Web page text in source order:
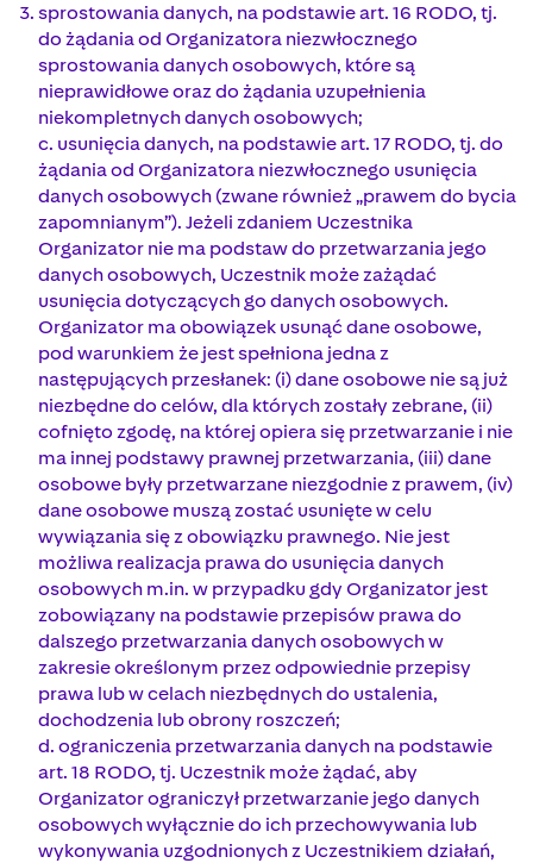
sprostowania danych, na podstawie art. 16 RODO, tj.
do żądania od Organizatora niezwłocznego
sprostowania danych osobowych, które są
nieprawidłowe oraz do żądania uzupełnienia
niekompletnych danych osobowych;
c. usunięcia danych, na podstawie art. 17 RODO, tj. do
żądania od Organizatora niezwłocznego usunięcia
danych osobowych (zwane również „prawem do bycia
zapomnianym”). Jeżeli zdaniem Uczestnika
Organizator nie ma podstaw do przetwarzania jego
danych osobowych, Uczestnik może zażądać
usunięcia dotyczących go danych osobowych.
Organizator ma obowiązek usunąć dane osobowe,
pod warunkiem że jest spełniona jedna z
następujących przesłanek: (i) dane osobowe nie są już
niezbędne do celów, dla których zostały zebrane, (ii)
cofnięto zgodę, na której opiera się przetwarzanie i nie
ma innej podstawy prawnej przetwarzania, (iii) dane
osobowe były przetwarzane niezgodnie z prawem, (iv)
dane osobowe muszą zostać usunięte w celu
wywiązania się z obowiązku prawnego. Nie jest
możliwa realizacja prawa do usunięcia danych
osobowych m.in. w przypadku gdy Organizator jest
zobowiązany na podstawie przepisów prawa do
dalszego przetwarzania danych osobowych w
zakresie określonym przez odpowiednie przepisy
prawa lub w celach niezbędnych do ustalenia,
dochodzenia lub obrony roszczeń;
d. ograniczenia przetwarzania danych na podstawie
art. 18 RODO, tj. Uczestnik może żądać, aby
Organizator ograniczył przetwarzanie jego danych
osobowych wyłącznie do ich przechowywania lub
wykonywania uzgodnionych z Uczestnikiem działań,